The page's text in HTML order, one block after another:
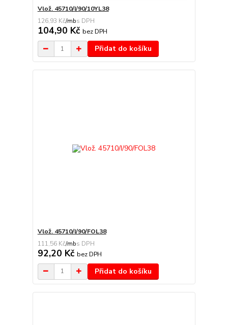
Vlož. 45710/I/90/10YL38
126,93 Kč/mb
104,90 Kč bez DPH
Přidat do košíku
Vlož. 45710/I/90/FOL38
111,56 Kč/mb
92,20 Kč bez DPH
Přidat do košíku